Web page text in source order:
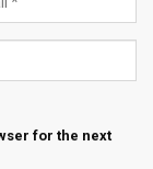
for the next